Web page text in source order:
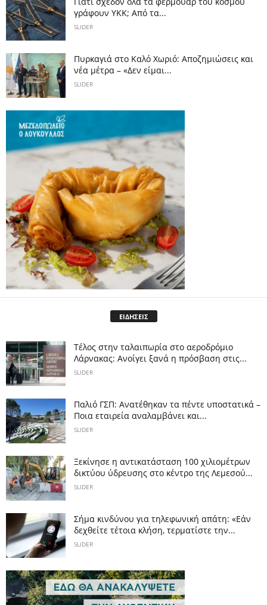
γράφουν YKK; Από τα...
SLIDER
Πυρκαγιά στο Καλό Χωριό: Αποζημιώσεις και
νέα μέτρα – «Δεν είμαι...
SLIDER
ΕΙΔΗΣΕΙΣ
Tέλος στην ταλαιπωρία στο αεροδρόμιο
Λάρνακας: Ανοίγει ξανά η πρόσβαση στις...
SLIDER
Παλιό ΓΣΠ: Ανατέθηκαν τα πέντε υποστατικά –
Ποια εταιρεία αναλαμβάνει και...
SLIDER
Ξεκίνησε η αντικατάσταση 100 χιλιομέτρων
δικτύου ύδρευσης στο κέντρο της Λεμεσού...
SLIDER
Σήμα κινδύνου για τηλεφωνική απάτη: «Εάν
δεχθείτε τέτοια κλήση, τερματίστε την...
SLIDER